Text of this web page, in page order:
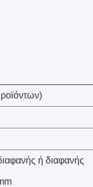
ή διαφανής